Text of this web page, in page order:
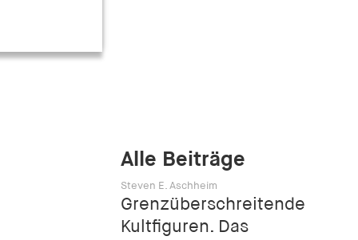
Alle Beiträge
Steven E. Aschheim
Grenzüberschreitende
Kultfiguren. Das